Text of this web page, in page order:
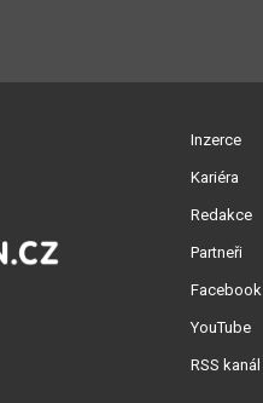
Inzerce
Kariéra
Redakce
Partneři
Facebook
YouTube
RSS kanál